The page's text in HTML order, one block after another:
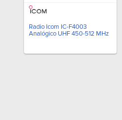
Radio Icom IC-F4003
Analógico UHF 450-512 MHz